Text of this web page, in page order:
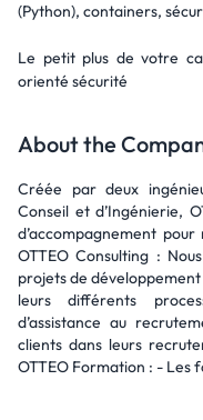
(Python), containers,
Le petit plus de votre
orienté sécurité
About the
Créée par deux
Conseil et d’Ingénierie,
d’accompagnement
OTTEO Consulting :
projets de
leurs différents
d’assistance au
clients dans leurs
OTTEO Formation : - Les